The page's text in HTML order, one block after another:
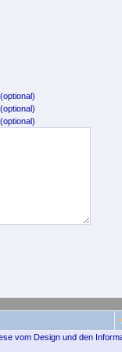
(optional)
(optional)
(optional)
vom Design und den